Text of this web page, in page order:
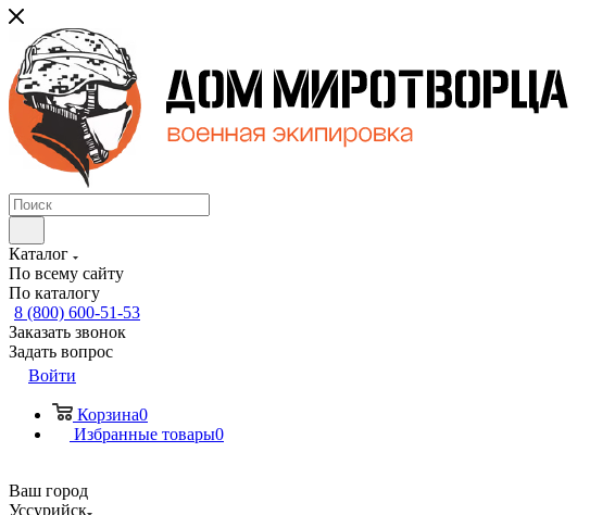
Каталог
По всему сайту
По каталогу
8 (800) 600-51-53
Заказать звонок
Задать вопрос
Войти
Корзина0
Избранные товары0
Ваш город
Уссурийск